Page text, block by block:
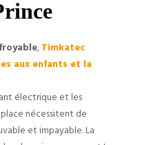
, Timkatec
aux enfants et la
électrique et les
nécessitent de
et impayable. La